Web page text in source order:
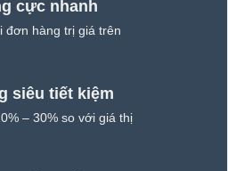
cực nhanh
đơn hàng trị giá trên
siêu tiết kiệm
– 30% so với giá thị